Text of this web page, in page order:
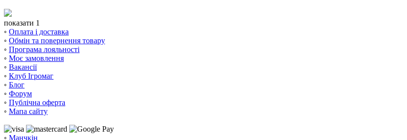
показати 1
◦ Оплата і доставка
◦ Обмін та повернення товару
◦ Програма лояльності
◦ Моє замовлення
◦ Вакансії
◦ Клуб Ігромаг
◦ Блог
◦ Форум
◦ Публічна оферта
◦ Мапа сайту
◦ Манчкін